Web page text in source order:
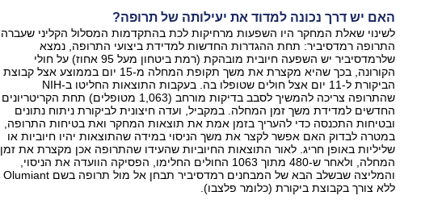
האם יש דרך נכונה למדוד את יעילותה של תרופה?
לשינוי שאלת המחקר היו השפעות מרחיקות לכת בהתקדמות המסלול הקליני שעברה
התרופה רמדסיביר: תחת ההגדרות החדשות למדידת ביצועי התרופה, נמצא
שלרמדסיביר יש השפעה חיובית מובהקת (רמת ביטחון מעל 95 אחוז) על חולי
הקורונה, בכך שהיא מקצרת את משך תקופת המחלה מ-15 יום בממוצע אצל קבוצת
הביקורת ל-11 יום אצל חולים שטופלו בה. בעקבות התוצאות החליטו ב-NIH
שהתרופה צריכה להמשיך לסבב בדיקות מורחב (1,063 מטופלים) תחת הקריטריונים
החדשים למדידת משך זמן המחלה. במקביל, ועדה חיצונית לביקורת ניתוח נתונים
ובטיחות התכנסה כדי להעריך בזמן אמת את תוצאות המחקר ואת בטיחות התרופה,
במטרה לבדוק האם אפשר לקצר את משך הניסוי במידה שהתוצאות יהיו חיוביות או
שליליות באופן חריג. לאור התוצאות החיוביות שהעידו שהתרופה אכן מקצרת את זמן
המחלה, ולאחר ש-480 מתוך 1063 החולים החלימו, הפסיקה הוועדה את הניסוי,
והמליצה שבשלב הבא של המבחנים רמדסיביר תבחן אל מול תרופה בשם Olumiant
ללא צורך בקבוצת ביקורת (כלומר פלצבו).